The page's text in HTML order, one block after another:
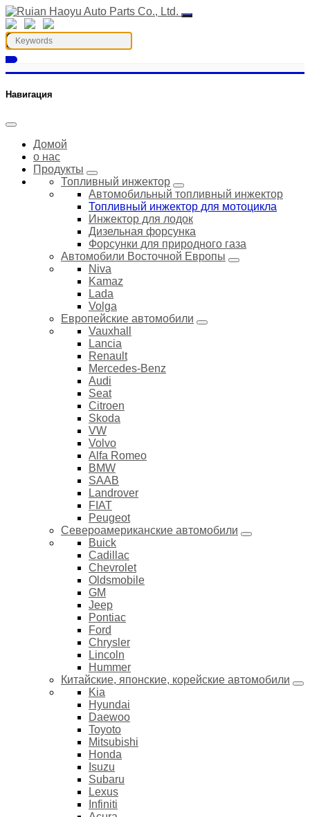
Навигация
Домой
о нас
Продукты
Топливный инжектор
Автомобильный топливный инжектор
Топливный инжектор для мотоцикла
Инжектор для лодок
Дизельная форсунка
Форсунки для природного газа
Автомобили Восточной Европы
Niva
Kamaz
Lada
Volga
Европейские автомобили
Vauxhall
Lancia
Renault
Mercedes-Benz
Audi
Seat
Citroen
Skoda
VW
Volvo
Alfa Romeo
BMW
SAAB
Landrover
FIAT
Peugeot
Североамериканские автомобили
Buick
Cadillac
Chevrolet
Oldsmobile
GM
Jeep
Pontiac
Ford
Chrysler
Lincoln
Hummer
Китайские, японские, корейские автомобили
Kia
Hyundai
Daewoo
Toyoto
Mitsubishi
Honda
Isuzu
Subaru
Lexus
Infiniti